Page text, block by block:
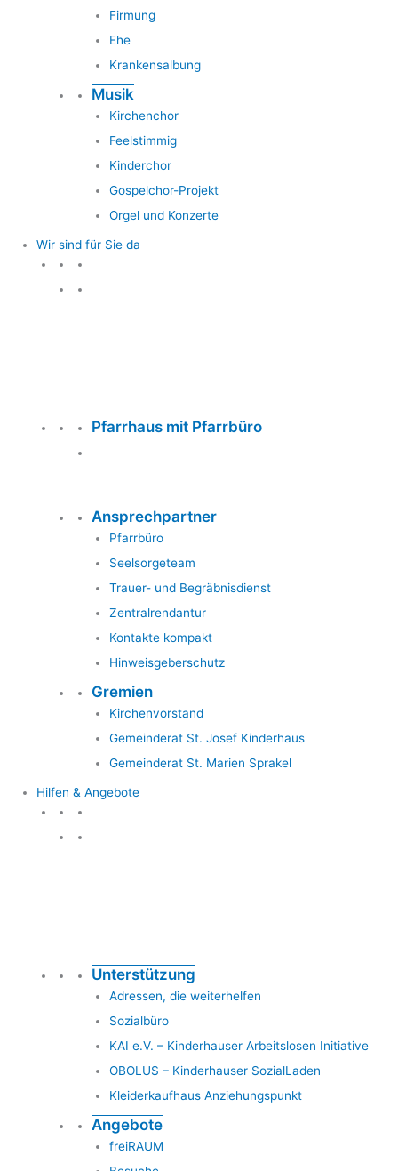
Firmung
Ehe
Krankensalbung
Musik
Kirchenchor
Feelstimmig
Kinderchor
Gospelchor-Projekt
Orgel und Konzerte
Wir sind für Sie da
Pfarrhaus mit Pfarrbüro
Ansprechpartner
Pfarrbüro
Seelsorgeteam
Trauer- und Begräbnisdienst
Zentralrendantur
Kontakte kompakt
Hinweisgeberschutz
Gremien
Kirchenvorstand
Gemeinderat St. Josef Kinderhaus
Gemeinderat St. Marien Sprakel
Hilfen & Angebote
Unterstützung
Adressen, die weiterhelfen
Sozialbüro
KAI e.V. – Kinderhauser Arbeitslosen Initiative
OBOLUS – Kinderhauser SozialLaden
Kleiderkaufhaus Anziehungspunkt
Angebote
freiRAUM